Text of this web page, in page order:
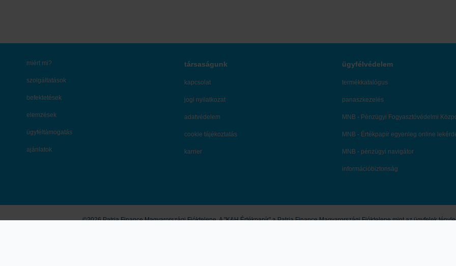
miért mi?
szolgáltatások
befektetések
elemzések
ügyféltámogatás
ajánlatok
társaságunk
kapcsolat
jogi nyilatkozat
adatvédelem
cookie tájékoztatás
karrier
ügyfélvédelem
termékkatalógus
panaszkezelés
MNB - Pénzügyi Fogyasztóvédelmi
MNB - Értékpapír egyenleg online
MNB - pénzügyi navigátor
információbiztonság
©2026 Patria Finance Magyarországi Fióktelepe. A "K&H Értékpapír" a Patria Finance Magyarországi Fióktelepe mint az ügyfelek